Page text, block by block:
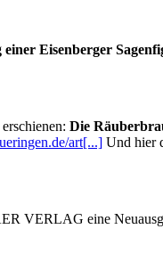
Eisenberger
Die
art[...] Und hier
VERLAG eine